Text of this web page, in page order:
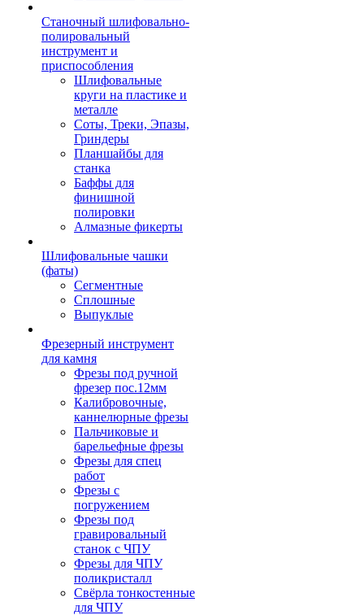
Станочный шлифовально-
полировальный
инструмент и
приспособления
Шлифовальные
круги на пластике и
металле
Соты, Треки, Эпазы,
Гриндеры
Планшайбы для
станка
Баффы для
финишной
полировки
Алмазные фикерты
Шлифовальные чашки
(фаты)
Сегментные
Сплошные
Выпуклые
Фрезерный инструмент
для камня
Фрезы под ручной
фрезер пос.12мм
Калибровочные,
каннелюрные фрезы
Пальчиковые и
барельефные фрезы
Фрезы для спец
работ
Фрезы с
погружением
Фрезы под
гравировальный
станок с ЧПУ
Фрезы для ЧПУ
поликристалл
Свёрла тонкостенные
для ЧПУ